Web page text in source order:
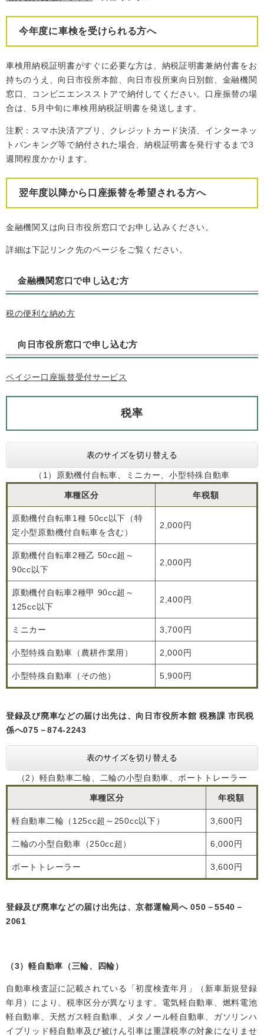
今年度に車検を受けられる方へ
車検用納税証明書がすぐに必要な方は、納税証明書兼納付書をお
持ちのうえ、向日市役所本館、向日市役所東向日別館、金融機関
窓口、コンビニエンスストアで納付してください。口座振替の場
合は、5月中旬に車検用納税証明書を発送します。
注釈：スマホ決済アプリ、クレジットカード決済、インターネッ
トバンキング等で納付された場合、納税証明書を発行するまで3
週間程度かかります。
翌年度以降から口座振替を希望される方へ
金融機関又は向日市役所窓口でお申し込みください。
詳細は下記リンク先のページをご覧ください。
金融機関窓口で申し込む方
税の便利な納め方
向日市役所窓口で申し込む方
ペイジー口座振替受付サービス
税率
表のサイズを切り替える
（1）原動機付自転車、ミニカー、小型特殊自動車
車種区分 年税額
原動機付自転車1種 50cc以下（特
定小型原動機付自転車を含む）
2,000円
原動機付自転車2種乙 50cc超～
90cc以下
2,000円
原動機付自転車2種甲 90cc超～
125cc以下
2,400円
ミニカー 3,700円
小型特殊自動車（農耕作業用） 2,000円
小型特殊自動車（その他） 5,900円
登録及び廃車などの届け出先は、向日市役所本館 税務課 市民税
係へ075－874-2243
表のサイズを切り替える
（2）軽自動車二輪、二輪の小型自動車、ボートトレーラー
車種区分 年税額
軽自動車二輪（125cc超～250cc以下） 3,600円
二輪の小型自動車（250cc超） 6,000円
ボートトレーラー 3,600円
登録及び廃車などの届け出先は、京都運輸局へ 050－5540－
2061
（3）軽自動車（三輪、四輪）
自動車検査証に記載されている「初度検査年月」（新車新規登録
年月）により、税率区分が異なります。電気軽自動車、燃料電池
軽自動車、天然ガス軽自動車、メタノール軽自動車、ガソリンハ
イブリッド軽自動車及び被けん引車は重課税率の対象になりませ